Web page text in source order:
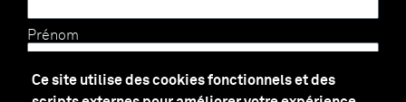
Ce site utilise des cookies fonctionnels et des
Prénom
E-mail